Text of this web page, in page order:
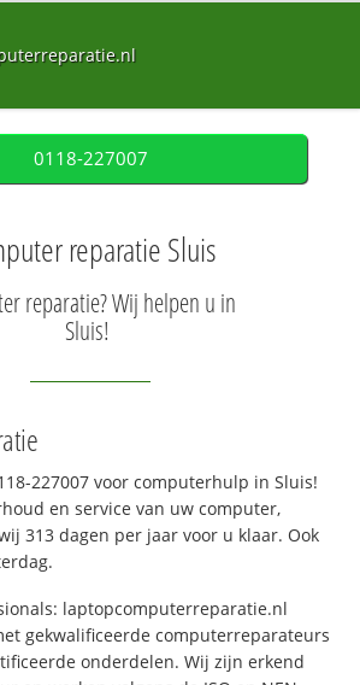
0118-227007
reparatie Sluis
reparatie? Wij helpen u in
Sluis!
227007 voor computerhulp in Sluis!
en service van uw computer,
313 dagen per jaar voor u klaar. Ook
laptopcomputerreparatie.nl
gekwalificeerde computerreparateurs
onderdelen. Wij zijn erkend